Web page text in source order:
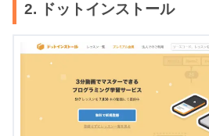
2. ドットインストール